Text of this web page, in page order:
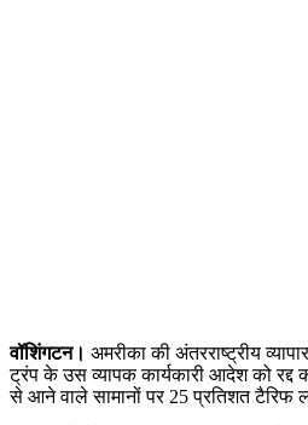
वॉशिंगटन। अमरीका की अंतरराष्ट्रीय
ट्रंप के उस व्यापक कार्यकारी आदेश को
से आने वाले सामानों पर 25 प्रतिशत टैरिफ